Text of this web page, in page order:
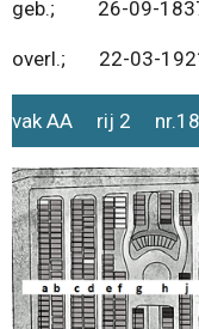
geb.; 26-09-1837
overl.; 22-03-
vak AA rij 2